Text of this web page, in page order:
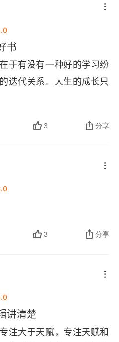
认知更需要执行的勇气。
践中打磨判断力。同时坐
系才是核心，孩子会模仿
传，还要帮孩子养成三个
力提升自我，保持专注借
成年人。
书
于有没有一种好的学习纷
迭代关系。人生的成长只
3 分享
3 分享
讲清楚
注大于天赋，专注天赋和